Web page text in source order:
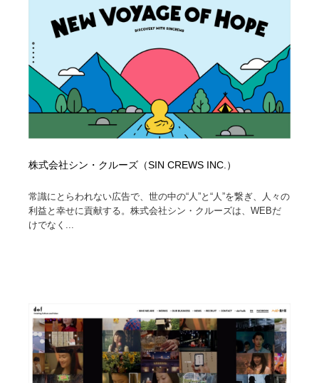
株式会社シン・クルーズ（SIN CREWS INC.）
常識にとらわれない広告で、世の中の“人”と“人”を繋ぎ、人々の
利益と幸せに貢献する。株式会社シン・クルーズは、WEBだ
けでなく...